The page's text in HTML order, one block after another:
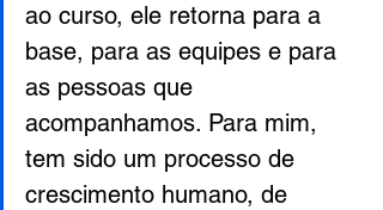
ao curso, ele retorna para a
base, para as equipes e para
as pessoas que
acompanhamos. Para mim,
tem sido um processo de
crescimento humano, de